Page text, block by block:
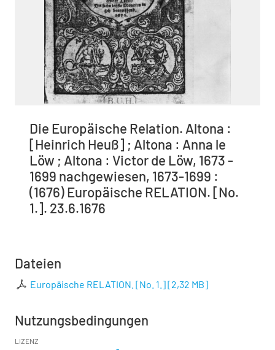
Die Europäische Relation. Altona :
[Heinrich Heuß] ; Altona : Anna le
Löw ; Altona : Victor de Löw, 1673 -
1699 nachgewiesen, 1673-1699 :
(1676) Europäische RELATION. [No.
1.]. 23.6.1676
Dateien
Europäische RELATION. [No. 1.][2,32 MB]
Nutzungsbedingungen
LIZENZ